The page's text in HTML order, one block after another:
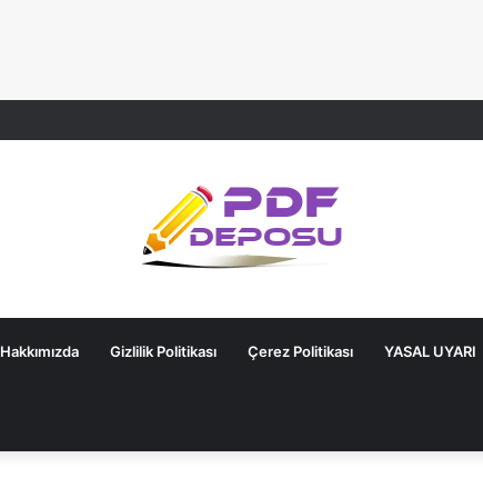
Hakkımızda Gizlilik Politikası Çerez Politikası YASAL UYARI